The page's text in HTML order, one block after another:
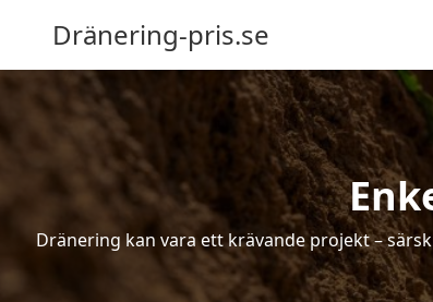
Dränering-pris.se
Dränering kan vara ett krävande projekt –